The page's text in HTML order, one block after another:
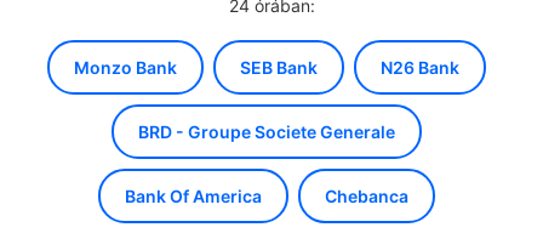
24 órában:
Monzo Bank SEB Bank N26 Bank
BRD - Groupe Societe Generale
Bank Of America Chebanca